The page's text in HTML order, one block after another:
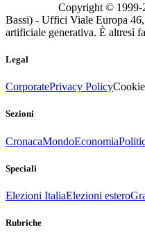
Copyright © 1999-
Bassi) - Uffici Viale Europa
artificiale generativa. È altresì
Legal
CorporatePrivacy Policy
Sezioni
CronacaMondoEconomia
Speciali
Elezioni ItaliaElezioni estero
Rubriche